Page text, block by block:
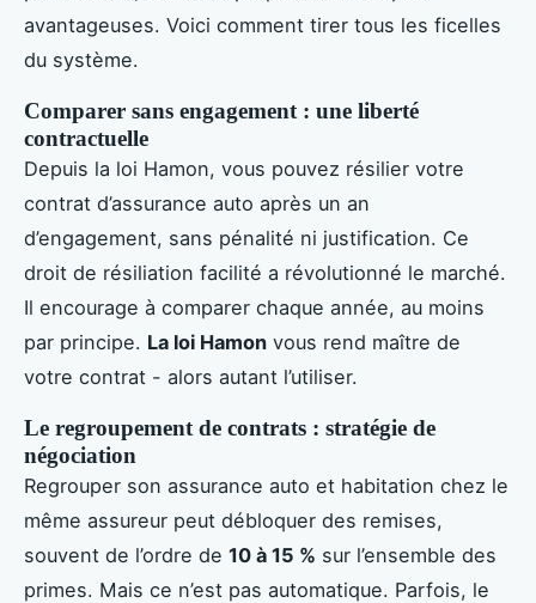
avantageuses. Voici comment tirer tous les ficelles
du système.
Comparer sans engagement : une liberté
contractuelle
Depuis la loi Hamon, vous pouvez résilier votre
contrat d’assurance auto après un an
d’engagement, sans pénalité ni justification. Ce
droit de résiliation facilité a révolutionné le marché.
Il encourage à comparer chaque année, au moins
par principe. La loi Hamon vous rend maître de
votre contrat - alors autant l’utiliser.
Le regroupement de contrats : stratégie de
négociation
Regrouper son assurance auto et habitation chez le
même assureur peut débloquer des remises,
souvent de l’ordre de 10 à 15 % sur l’ensemble des
primes. Mais ce n’est pas automatique. Parfois, le